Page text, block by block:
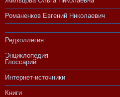
Романенков Евгений Николаевич
Редколлегия
Энциклопедия
Глоссарий
Интернет-источники
Книги